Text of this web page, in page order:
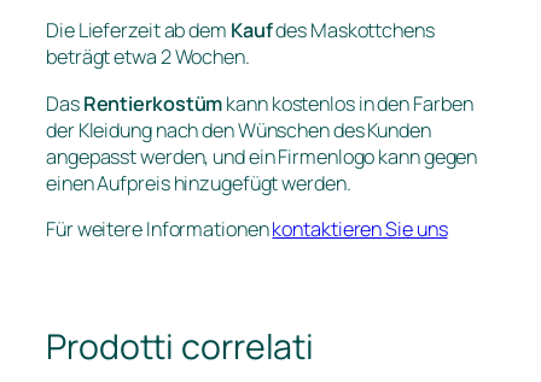
Die Lieferzeit ab dem Kaufdes Maskottchens
beträgt etwa 2 Wochen.
DasRentierkostümkann kostenlos in den Farben
der Kleidung nach den Wünschen des Kunden
angepasst werden, und ein Firmenlogo kann gegen
einen Aufpreis hinzugefügt werden.
Für weitere Informationenkontaktieren Sie uns
Prodotti correlati